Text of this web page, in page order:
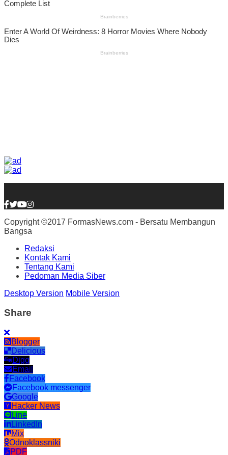
Copyright ©2017 FormasNews.com - Bersatu Membangun
Bangsa
Redaksi
Kontak Kami
Tentang Kami
Pedoman Media Siber
Desktop Version Mobile Version
Share
Blogger
Delicious
Digg
Email
Facebook
Facebook messenger
Google
Hacker News
Line
LinkedIn
Mix
Odnoklassniki
PDF